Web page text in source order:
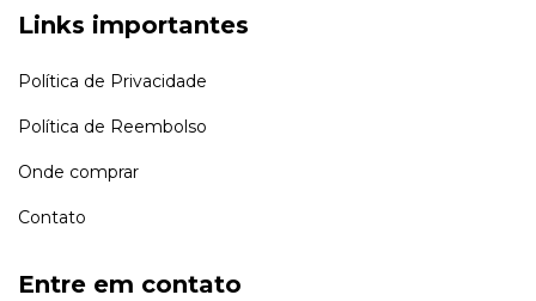
Links importantes
Política de Privacidade
Política de Reembolso
Onde comprar
Contato
Entre em contato